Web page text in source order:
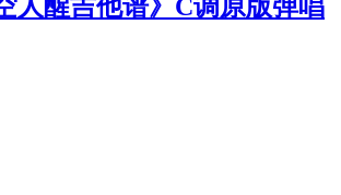
人醒吉他谱》C调原版弹唱